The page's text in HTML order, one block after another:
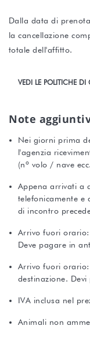
Dalla data di
la cancellazione
totale dell'affitto.
VEDI LE POLITICHE DI
Note
Nei giorni prima
l'agenzia
(nº volo / nave
Appena arrivati a
telefonicamente e
di incontro
Arrivo fuori orario:
Deve pagare in
Arrivo fuori
destinazione.
IVA inclusa nel
Animali non